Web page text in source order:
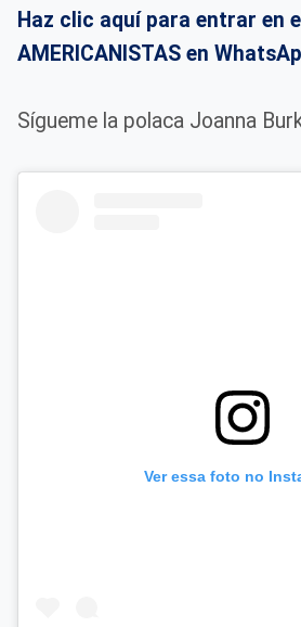
Haz clic aquí para entrar en
AMERICANISTAS en
Sígueme la polaca Joanna
Ver essa foto no